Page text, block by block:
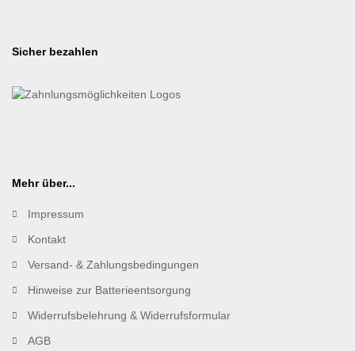
Sicher bezahlen
Mehr über...
Impressum
Kontakt
Versand- & Zahlungsbedingungen
Hinweise zur Batterieentsorgung
Widerrufsbelehrung & Widerrufsformular
AGB